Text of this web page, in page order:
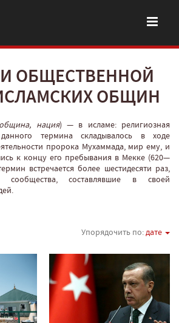
ОБЩЕСТВЕННОЙ
ОБЩИН
община, нация‎) — в исламе: религиозная
термина складывалось в ходе
пророка Мухаммада, мир ему, и
к концу его пребывания в Мекке (620—
встречается более шестидесяти раз,
сообщества, составлявшие в своей
Упорядочить по:дате